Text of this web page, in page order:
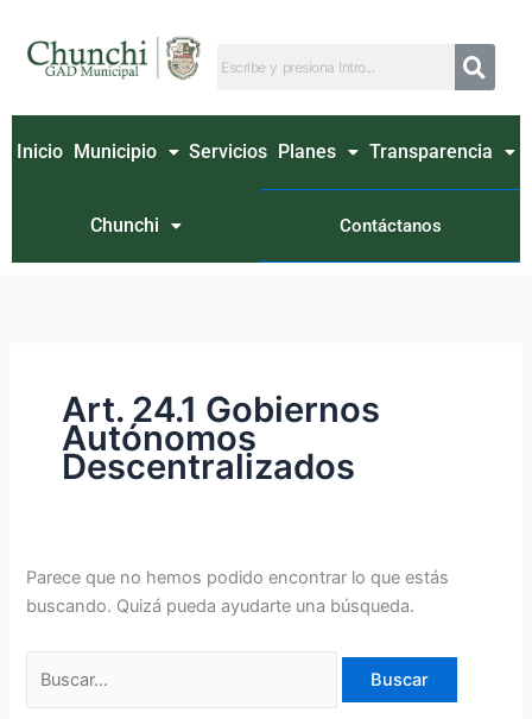
contenido
Inicio Municipio Servicios Planes Transparencia
Chunchi Contáctanos
Art. 24.1 Gobiernos
Autónomos
Descentralizados
Parece que no hemos podido encontrar lo que estás
buscando. Quizá pueda ayudarte una búsqueda.
por: